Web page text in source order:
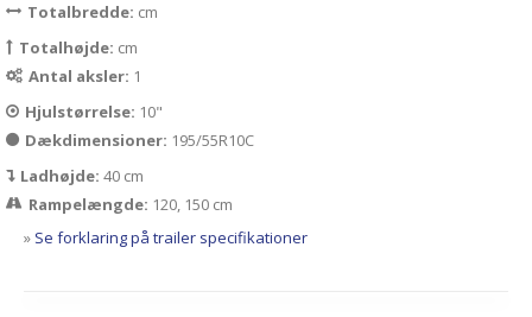
Totalbredde: cm
Totalhøjde: cm
Antal aksler: 1
Hjulstørrelse: 10"
Dækdimensioner: 195/55R10C
Ladhøjde: 40 cm
Rampelængde: 120, 150 cm
» Se forklaring på trailer specifikationer